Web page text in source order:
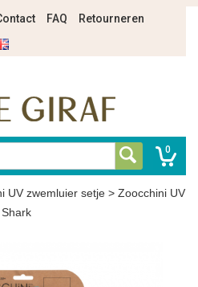
FAQ
Retourneren
0
UV zwemluier setje > Zoocchini UV